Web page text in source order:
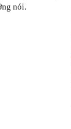
nói.